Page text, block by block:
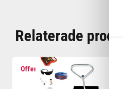
Relaterade
Offensiv